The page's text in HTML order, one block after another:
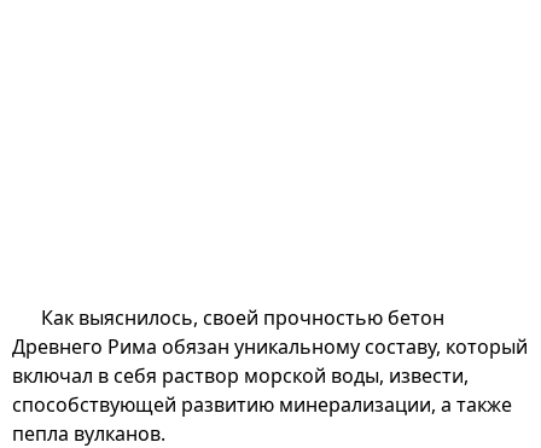
Как выяснилось, своей прочностью бетон
Древнего Рима обязан уникальному составу, который
включал в себя раствор морской воды, извести,
способствующей развитию минерализации, а также
пепла вулканов.